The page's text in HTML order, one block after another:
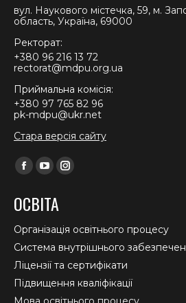
вул. Наукового містечка, 59, м.
область, Україна, 69000
Ректорат:
+380 96 216 13 72
rectorat@mdpu.org.ua
Приймальна комісія:
+380 97 765 82 96
pk-mdpu@ukr.net
Стара версія сайту
Find us on:
Facebook
opens
in
new
window
YouTube
opens
in
new
window
Instagram
in
new
window
ОСВІТА
Організація освітнього процесу
Система внутрішнього
Ліцензії та сертифікати
Підвищення кваліфікації